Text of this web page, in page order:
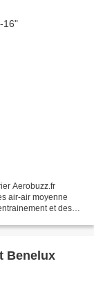
Aerobuzz.fr
air-air moyenne
et des
Benelux